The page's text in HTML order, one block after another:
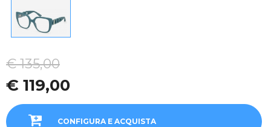
€ 135,00
€ 119,00
CONFIGURA E ACQUISTA